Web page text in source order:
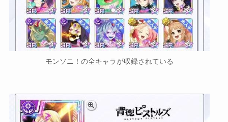
モンソニ！の全キャラが収録されている